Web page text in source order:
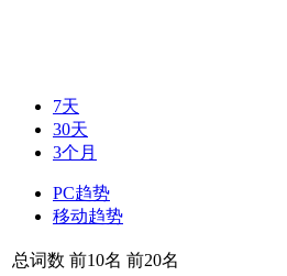
7天
30天
3个月
PC趋势
移动趋势
总词数 前10名 前20名